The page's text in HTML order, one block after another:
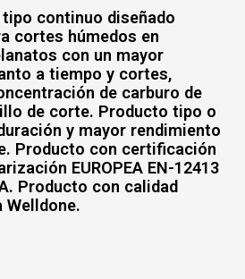
continuo diseñado
cortes húmedos en
con un mayor
a tiempo y cortes,
de carburo de
de corte. Producto tipo o
y mayor rendimiento
Producto con certificación
EUROPEA EN-12413
Producto con calidad
Welldone.